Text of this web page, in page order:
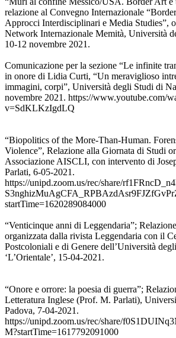
relazione al Convegno Internazionale
Approcci Interdisciplinari e Media Studies”,
Network Internazionale Memità, Università
10-12 novembre 2021.
Comunicazione per la sezione “Le infinite
in onore di Lidia Curti, “Un meraviglioso
immagini, corpi”, Università degli Studi di
novembre 2021. https://www.youtube.com/
v=SdKLKzIgdLQ
“Biopolitics of the More-Than-Human.
Violence”, Relazione alla Giornata di Studi
Associazione AISCLI, con intervento di
Parlati, 6-05-2021.
https://unipd.zoom.us/rec/share/
startTime=1620289084000
“Venticinque anni di Leggendaria”;
organizzata dalla rivista Leggendaria con il
Postcoloniali e di Genere dell’Università
‘L’Orientale’, 15-04-2021.
“Onore e orrore: la poesia di guerra”;
Letteratura Inglese (Prof. M. Parlati),
Padova, 7-04-2021.
https://unipd.zoom.us/rec/share/
M?startTime=1617792091000